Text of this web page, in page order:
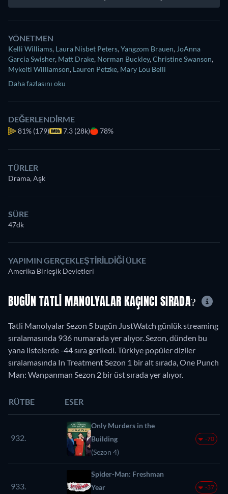
YÖNETMEN
Kelli Williams, Laura Nisbet Peters,Yangzom Brauen, JoAnna
Garcia Swisher, Matt Drake, Norman Buckley,Christine Swanson,
Mykelti Williamson, Lauren Petzke, Mary Lou Belli
Daha fazlasını oku
DEĞERLENDIRME
81% (179) 7.3 (28k) 78%
TÜRLER
Drama, Aşk
SÜRE
47dk
YAPIMIN GERÇEKLEŞTIRILDIĞI ÜLKE
Amerika Birleşik Devletleri
BUGÜN TATLI MANOLYALAR KAÇINCI SIRADA?
Tatli Manolyalar Sezon 5 bugün JustWatch günlük streaming
sıralamasında 936 numarada yer alıyor. Sezon, dünden bu
yana listelerde -44 sıra geriledi. Türkiye popüler diziler
sıralamasında In Treatment Sezon 1 bir alt sırada, One Punch
Man: Wanpanman Sezon 2 bir üst sırada yer alıyor.
RÜTBE ESER
932.
Only Murders in the
Building
(Sezon 4)
-70
933.
Spider-Man: Freshman
Year
-37